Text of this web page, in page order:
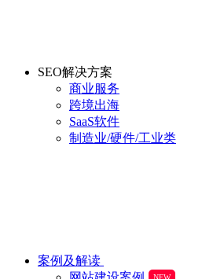
SEO解决方案
商业服务
跨境出海
SaaS软件
制造业/硬件/工业类
案例及解读
NEW